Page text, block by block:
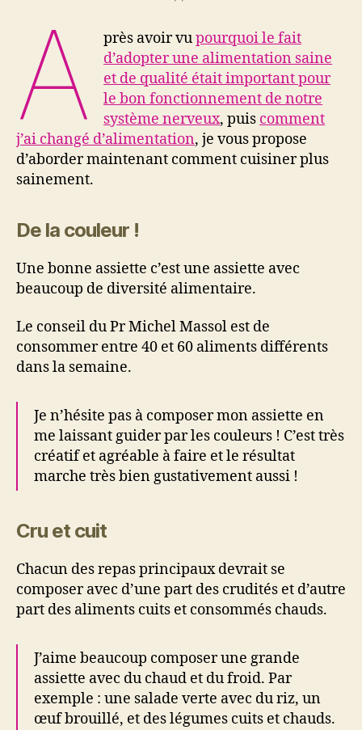
A près avoir vupourquoi le fait
d’adopter une alimentation saine
et de qualité était important pour
le bon fonctionnement de notre
système nerveux, puis comment
j’ai changé d’alimentation, je vous propose
d’aborder maintenant comment cuisiner plus
sainement.
De la couleur !
Une bonne assiette c’est une assiette avec
beaucoup de diversité alimentaire.
Le conseil du Pr Michel Massol est de
consommer entre 40 et 60 aliments différents
dans la semaine.
Je n’hésite pas à composer mon assiette en
me laissant guider par les couleurs ! C’est très
créatif et agréable à faire et le résultat
marche très bien gustativement aussi !
Cru et cuit
Chacun des repas principaux devrait se
composer avec d’une part des crudités et d’autre
part des aliments cuits et consommés chauds.
J’aime beaucoup composer une grande
assiette avec du chaud et du froid. Par
exemple : une salade verte avec du riz, un
œuf brouillé, et des légumes cuits et chauds.